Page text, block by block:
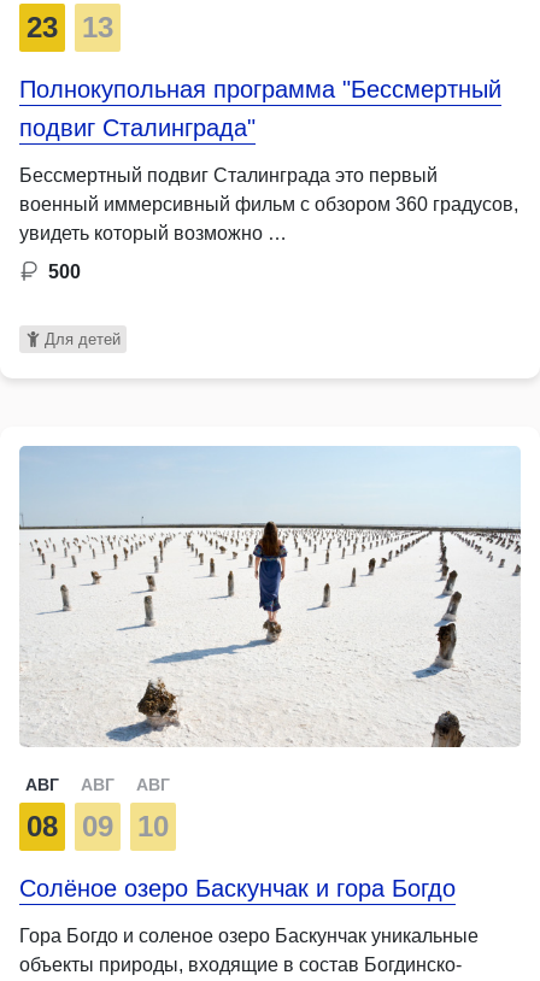
23 13
Полнокупольная программа "Бессмертный
подвиг Сталинграда"
Бессмертный подвиг Сталинграда это первый
военный иммерсивный фильм с обзором 360 градусов,
увидеть который возможно …
500
Для детей
АВГ
08
АВГ
09
АВГ
10
Солёное озеро Баскунчак и гора Богдо
Гора Богдо и соленое озеро Баскунчак уникальные
объекты природы, входящие в состав Богдинско-